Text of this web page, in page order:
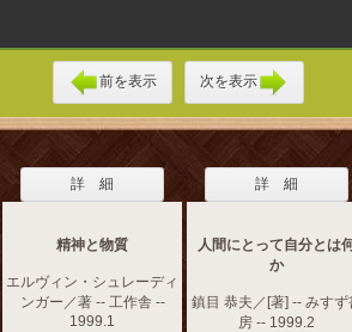
前を表示 次を表示
詳 細
精神と物質
エルヴィン・シュレーディ
ンガー／著 -- 工作舎 --
1999.1
詳 細
人間にとって自分とは
か
鎮目 恭夫／[著] -- みすず
房 -- 1999.2